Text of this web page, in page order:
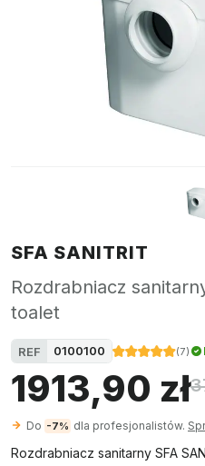
SFA SANITRIT
Rozdrabniacz
toalet
REF 0100100 (7)
1913,90 zł
Do -7% dla profesjonalistów.
Rozdrabniacz sanitarny SFA